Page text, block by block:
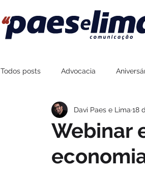
Todos posts Advocacia
Assessoria de Imprensa Fort
Sustentabilidade Esportes
Webinar
Davi Paes e Lima 18